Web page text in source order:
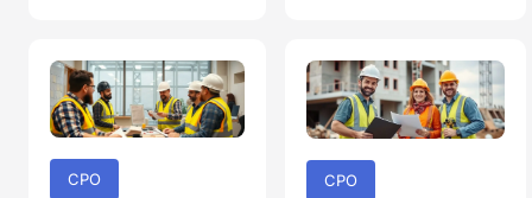
СРО СРО